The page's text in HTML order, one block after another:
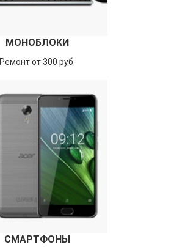
МОНОБЛОКИ
Ремонт от 300 руб.
СМАРТФОНЫ